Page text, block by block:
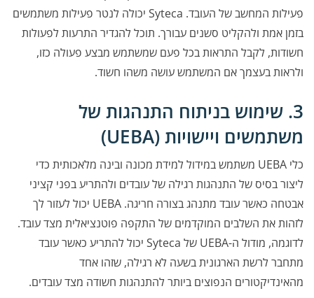
פעילות המחשב של העובד. Syteca יכולה לנטר פעילות משתמשים
בזמן אמת ולהקליט סשנים עבורך. תוכל להגדיר התרעות לפעולות
חשודות, לקבל התראות בכל פעם שמשתמש מבצע פעולה כזו,
ולראות בעצמך אם המשתמש עושה משהו חשוד.
3. שימוש בניתוח התנהגות של
משתמשים ויישויות (UEBA)
כלי UEBA משתמש במידול למידת מכונה ובינה מלאכותית כדי
ליצור בסיס של התנהגות רגילה של עובדים ולהתריע בפני קציני
אבטחה כאשר עובד מתנהג בצורה חריגה. UEBA יכול לעזור לך
לזהות את השלבים המוקדמים של התקפה פוטנציאלית מצד עובד.
לדוגמה, מודול ה-UEBA של Syteca יכול להתריע כאשר עובד
מתחבר לרשת הארגונית בשעה לא רגילה, שזהו אחד
מהאינדיקטורים הנפוצים ביותר להתנהגות חשודה מצד עובדים.